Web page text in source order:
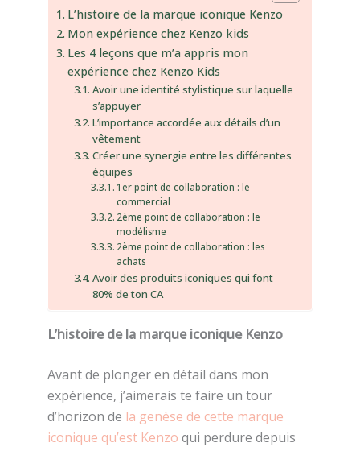
L’histoire de la marque iconique Kenzo
Mon expérience chez Kenzo kids
Les 4 leçons que m’a appris mon
expérience chez Kenzo Kids
Avoir une identité stylistique sur laquelle
s’appuyer
L’importance accordée aux détails d’un
vêtement
Créer une synergie entre les différentes
équipes
1er point de collaboration : le
commercial
2ème point de collaboration : le
modélisme
2ème point de collaboration : les
achats
Avoir des produits iconiques qui font
80% de ton CA
L’histoire de la marque iconique Kenzo
Avant de plonger en détail dans mon
expérience, j’aimerais te faire un tour
d’horizon de la genèse de cette marque
iconique qu’est Kenzo qui perdure depuis